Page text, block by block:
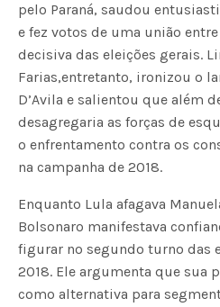
pelo Paraná, saudou
e fez votos de uma união
decisiva das eleições gerais.
Farias,entretanto, ironizou o
D’Avila e salientou que além
desagregaria as forças de
o enfrentamento contra os
na campanha de 2018.
Enquanto Lula afagava
Bolsonaro manifestava
figurar no segundo turno das
2018. Ele argumenta que sua
como alternativa para